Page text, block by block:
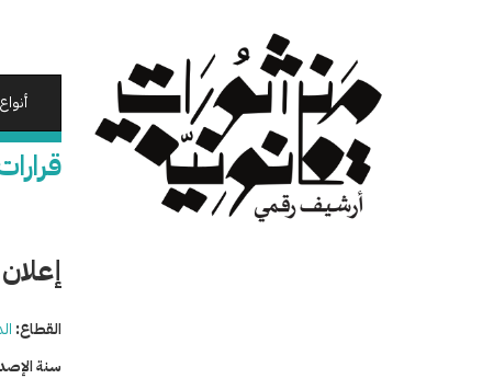
القطاع:
سنة